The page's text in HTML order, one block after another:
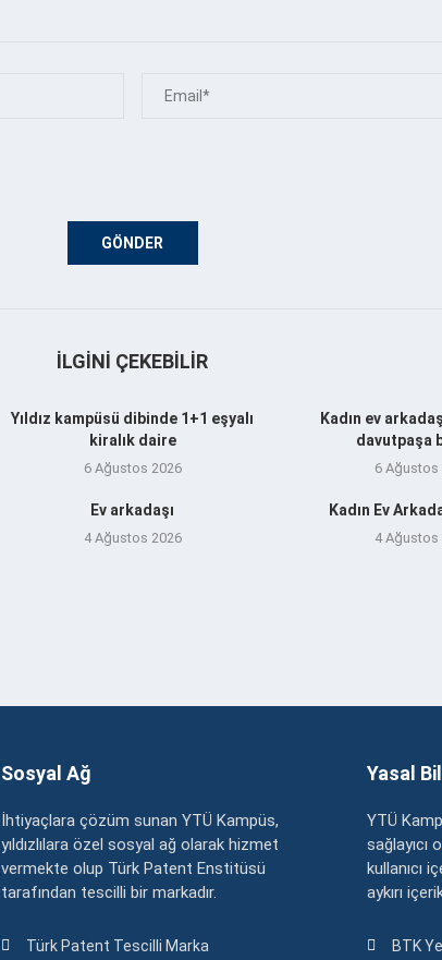
İLGINI ÇEKEBILIR
Yıldız kampüsü dibinde 1+1 eşyalı
kiralık daire
6 Ağustos 2026
Kadın ev
davutpaşa b
6 Ağustos
Ev arkadaşı
4 Ağustos 2026
Kadın Ev
4 Ağustos
Sosyal Ağ
İhtiyaçlara çözüm sunan YTÜ Kampüs,
yıldızlılara özel sosyal ağ olarak hizmet
vermekte olup Türk Patent Enstitüsü
tarafından tescilli bir markadır.
Türk Patent Tescilli Marka
Yasal
YTÜ
sağlayıcı
kullanıcı
aykırı
BTK